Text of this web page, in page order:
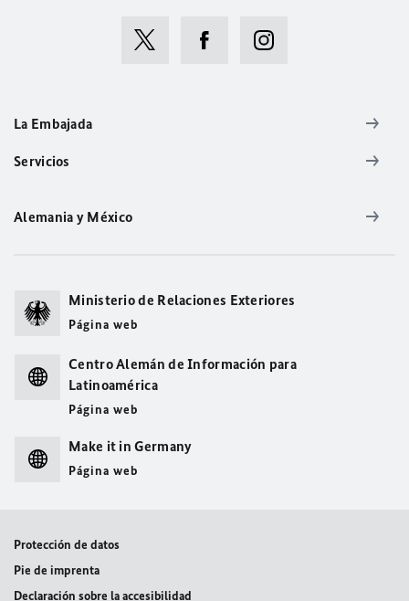
La Embajada
Servicios
Alemania y México
Ministerio de Relaciones Exteriores
Página web
Centro Alemán de Información para
Latinoamérica
Página web
Make it in Germany
Página web
Protección de datos
Pie de imprenta
Declaración sobre la accesibilidad